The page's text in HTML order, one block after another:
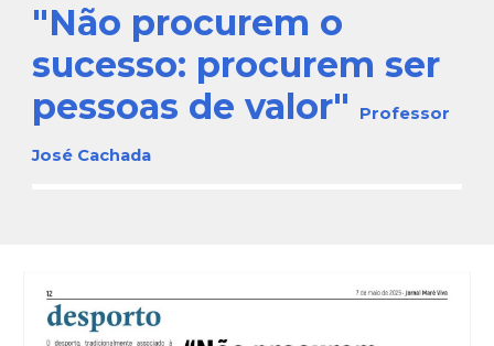
"Não procurem o
sucesso: procurem ser
pessoas de valor"
Professor
José Cachada